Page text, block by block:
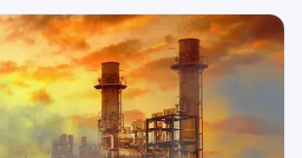
普遍对普通公众似乎不关心他们最新
在周三接受采访时表示，他是在一次
发的这条推文